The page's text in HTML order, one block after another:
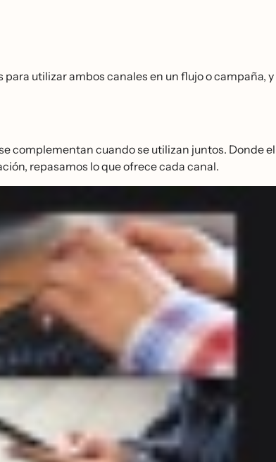
utilizar ambos canales en un flujo o campaña, y
complementan cuando se utilizan juntos. Donde el
repasamos lo que ofrece cada canal.